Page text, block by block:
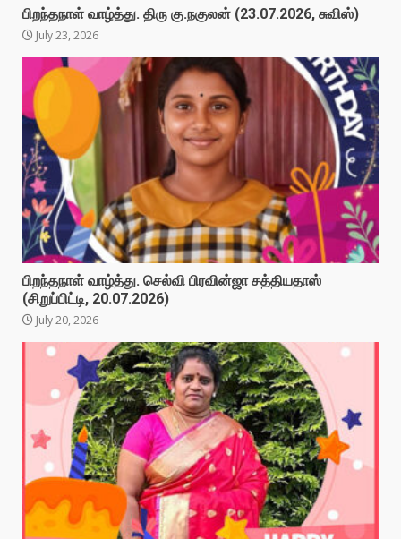
பிறந்தநாள் வாழ்த்து. திரு கு.நகுலன் (23.07.2026, சுவிஸ்)
July 23, 2026
பிறந்தநாள் வாழ்த்து. செல்வி பிரவின்ஜா சத்தியதாஸ்
(சிறுப்பிட்டி, 20.07.2026)
July 20, 2026